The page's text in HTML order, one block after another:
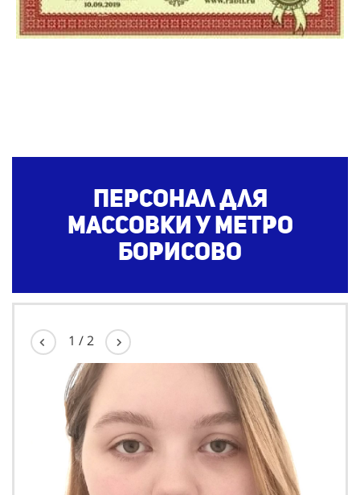
Персонал для
массовки у метро
Борисово
1 /2